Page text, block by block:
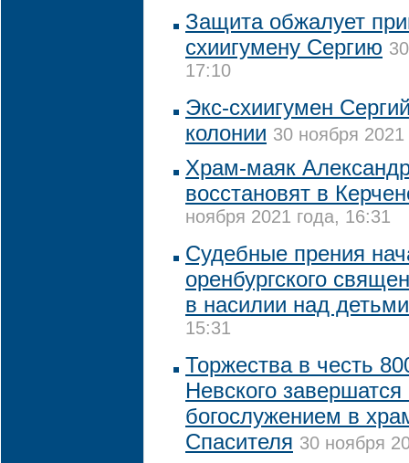
Защита обжалует
схиигумену Сергию
17:10
Экс-схиигумен
колонии 30 ноября
Храм-маяк
восстановят в
ноября 2021 года, 16:31
Судебные прения
оренбургского
в насилии над детьми
15:31
Торжества в честь
Невского
богослужением в
Спасителя 30 ноября